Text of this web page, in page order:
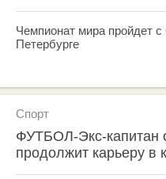
Чемпионат мира пройдет
Петербурге
Спорт
ФУТБОЛ-Экс-капитан
продолжит карьеру в